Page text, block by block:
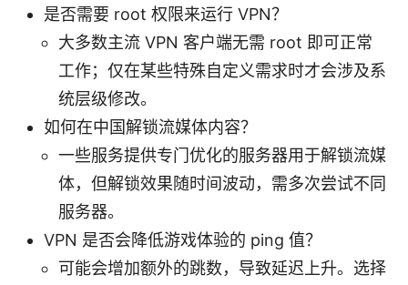
是否需要 root 权限来运行 VPN？
大多数主流 VPN 客户端无需 root 即可正常
工作；仅在某些特殊自定义需求时才会涉及系
统层级修改。
如何在中国解锁流媒体内容？
一些服务提供专门优化的服务器用于解锁流媒
体，但解锁效果随时间波动，需多次尝试不同
服务器。
VPN 是否会降低游戏体验的 ping 值？
可能会增加额外的跳数，导致延迟上升。选择